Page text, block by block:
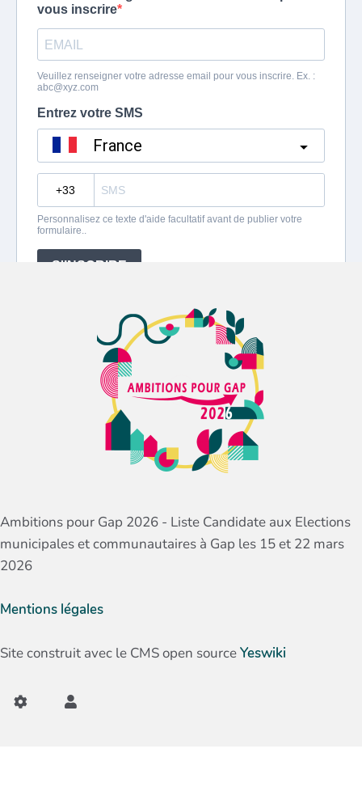
Ambitions pour Gap 2026 - Liste Candidate aux Elections
municipales et communautaires à Gap les 15 et 22 mars
2026
Mentions légales
Site construit avec le CMS open sourceYeswiki